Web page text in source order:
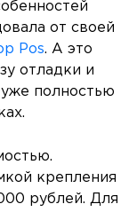
от своей
Pos. А это
отладки и
полностью
крепления
рублей. Для